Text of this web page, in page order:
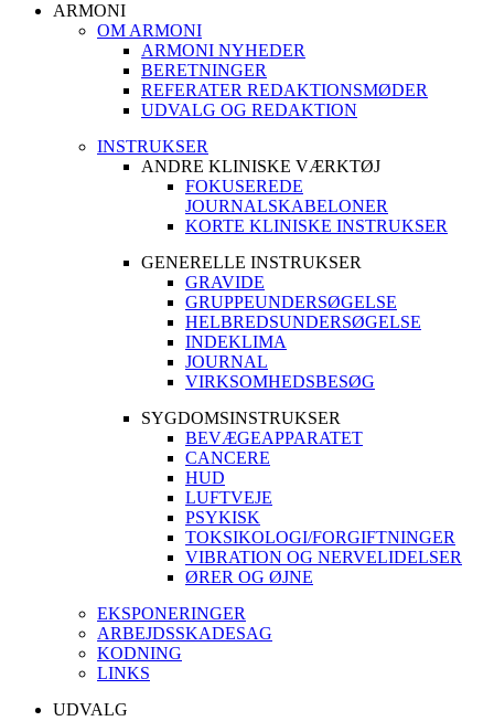
ARMONI
OM ARMONI
ARMONI NYHEDER
BERETNINGER
REFERATER REDAKTIONSMØDER
UDVALG OG REDAKTION
INSTRUKSER
ANDRE KLINISKE VÆRKTØJ
FOKUSEREDE
JOURNALSKABELONER
KORTE KLINISKE INSTRUKSER
GENERELLE INSTRUKSER
GRAVIDE
GRUPPEUNDERSØGELSE
HELBREDSUNDERSØGELSE
INDEKLIMA
JOURNAL
VIRKSOMHEDSBESØG
SYGDOMSINSTRUKSER
BEVÆGEAPPARATET
CANCERE
HUD
LUFTVEJE
PSYKISK
TOKSIKOLOGI/FORGIFTNINGER
VIBRATION OG NERVELIDELSER
ØRER OG ØJNE
EKSPONERINGER
ARBEJDSSKADESAG
KODNING
LINKS
UDVALG